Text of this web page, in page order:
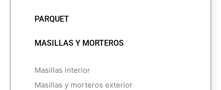
PARQUET
MASILLAS Y MORTEROS
Masillas interior
Masillas y morteros exterior